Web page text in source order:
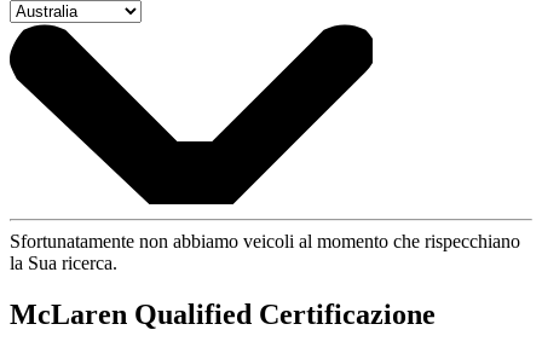
Sfortunatamente non abbiamo veicoli al momento che rispecchiano
la Sua ricerca.
McLaren Qualified Certificazione